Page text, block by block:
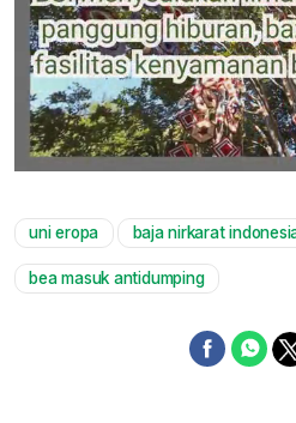
uni eropa baja nirkarat
bea masuk antidumping